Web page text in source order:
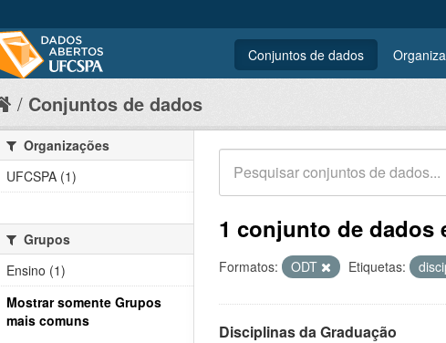
Conjuntos de dados
Conjuntos de dados
1 conjunto de dados
Formatos: ODT Etiquetas:
Disciplinas da Graduação
Organizações
UFCSPA (1)
Grupos
Ensino (1)
Mostrar somente Grupos
mais comuns